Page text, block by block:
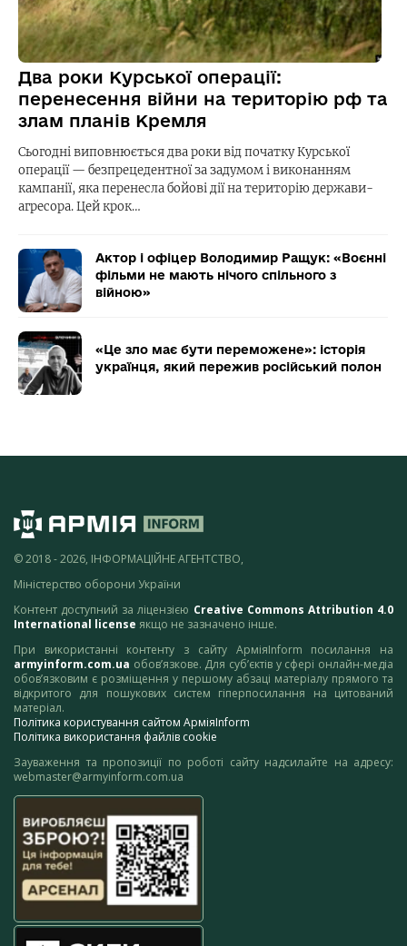
Два роки Курської операції:
перенесення війни на територію рф та
злам планів Кремля
Сьогодні виповнюється два роки від початку Курської
операції — безпрецедентної за задумом і виконанням
кампанії, яка перенесла бойові дії на територію держави-
агресора. Цей крок…
Актор і офіцер Володимир Ращук: «Воєнні
фільми не мають нічого спільного з
війною»
«Це зло має бути переможене»: історія
українця, який пережив російський полон
© 2018 - 2026, ІНФОРМАЦІЙНЕ АГЕНТСТВО,
Міністерство оборони України
Контент доступний за ліцензією Creative Commons Attribution 4.0
International license якщо не зазначено інше.
При використанні контенту з сайту АрміяInform посилання на
armyinform.com.ua обов’язкове. Для суб’єктів у сфері онлайн-медіа
обов’язковим є розміщення у першому абзаці матеріалу прямого та
відкритого для пошукових систем гіперпосилання на цитований
матеріал.
Політика користування сайтом АрміяInform
Політика використання файлів cookie
Зауваження та пропозиції по роботі сайту надсилайте на адресу:
webmaster@armyinform.com.ua